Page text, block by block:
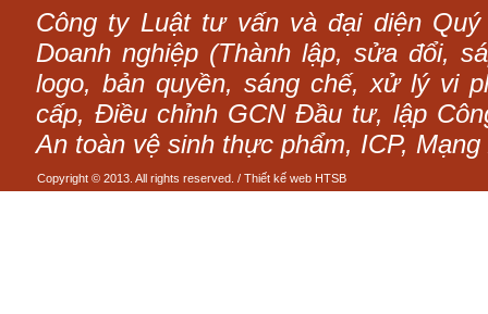
Công ty Luật tư vấn và đại diện
Doanh nghiệp (Thành lập, sửa đổi,
logo, bản quyền, sáng chế, xử lý vi
cấp, Điều chỉnh GCN Đầu tư, lập
An toàn vệ sinh thực phẩm, ICP,
Copyright © 2013. All rights reserved. / Thiết kế web HTSB